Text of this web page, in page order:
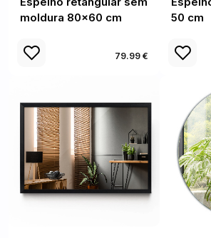
moldura 80x60 cm
79.99 €
50 cm